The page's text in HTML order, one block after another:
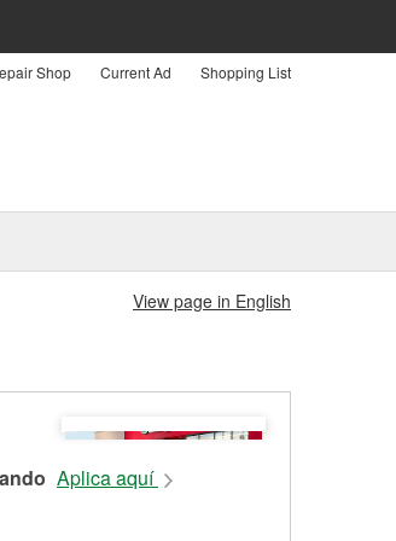
Shop Current Ad Shopping List
View page in English
Aplica aquí